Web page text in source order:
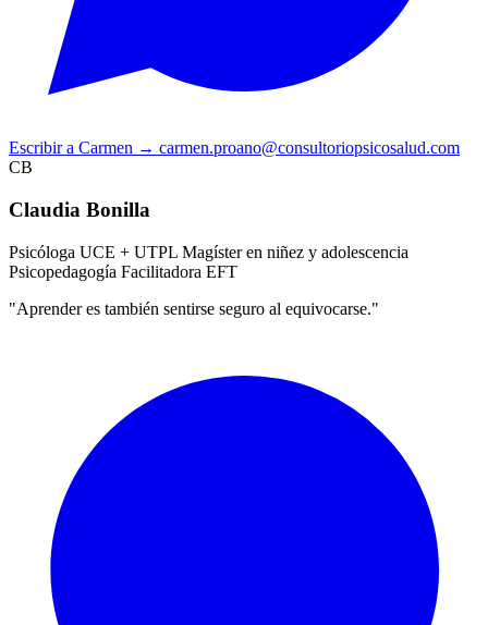
Escribir a Carmen → carmen.proano@consultoriopsicosalud.com
CB
Claudia Bonilla
Psicóloga UCE + UTPL Magíster en niñez y adolescencia
Psicopedagogía Facilitadora EFT
"Aprender es también sentirse seguro al equivocarse."